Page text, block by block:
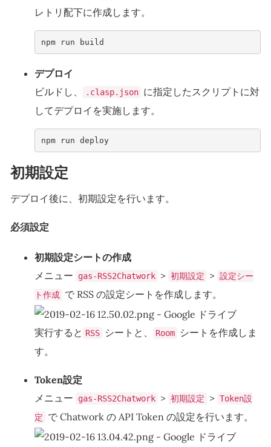
レトリ配下に作成します。
npm run build
デプロイ
ビルドし、
.clasp.json に指定したスクリプトに対
してデプロイを実施します。
npm run deploy
初期設定
デプロイ後に、初期設定を行います。
必須設定
初期設定シートの作成
メニュー
gas-RSS2Chatwork > 初期設定 > 設定シー
ト作成 で RSS の設定シートを作成します。
実行すると RSS シートと、 Room
シートを作成しま
す。
Token設定
メニュー
gas-RSS2Chatwork > 初期設定 > Token設
定
で Chatwork の API Token の設定を行います。